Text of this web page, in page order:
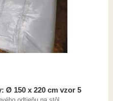
Ø 150 x 220 cm vzor 5